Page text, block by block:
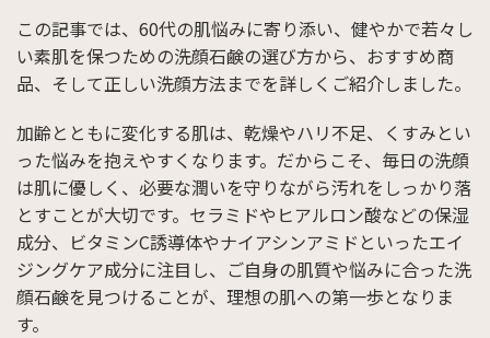
この記事では、60代の肌悩みに寄り添い、健やかで若々し
い素肌を保つための洗顔石鹸の選び方から、おすすめ商
品、そして正しい洗顔方法までを詳しくご紹介しました。
加齢とともに変化する肌は、乾燥やハリ不足、くすみとい
った悩みを抱えやすくなります。だからこそ、毎日の洗顔
は肌に優しく、必要な潤いを守りながら汚れをしっかり落
とすことが大切です。セラミドやヒアルロン酸などの保湿
成分、ビタミンC誘導体やナイアシンアミドといったエイ
ジングケア成分に注目し、ご自身の肌質や悩みに合った洗
顔石鹸を見つけることが、理想の肌への第一歩となりま
す。